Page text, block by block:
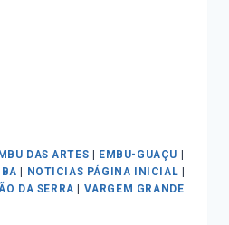
DAS ARTES | EMBU-GUAÇU |
| NOTICIAS PÁGINA INICIAL |
DA SERRA | VARGEM GRANDE